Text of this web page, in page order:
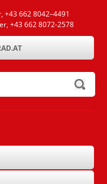
+43 662 8042–4491
+43 662 8072-2578